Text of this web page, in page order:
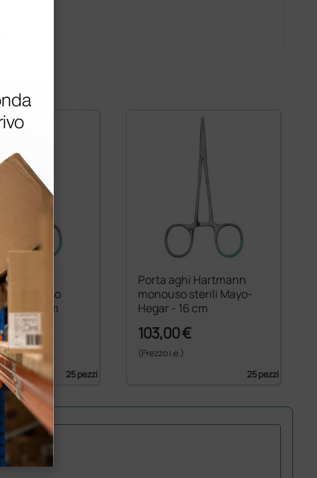
sterili
monouso
- 14 cm
25 pezzi
Porta aghi Hartmann
monouso sterili Mayo-
Hegar - 16 cm
103,00 €
(Prezzo i.e.)
25 pezzi